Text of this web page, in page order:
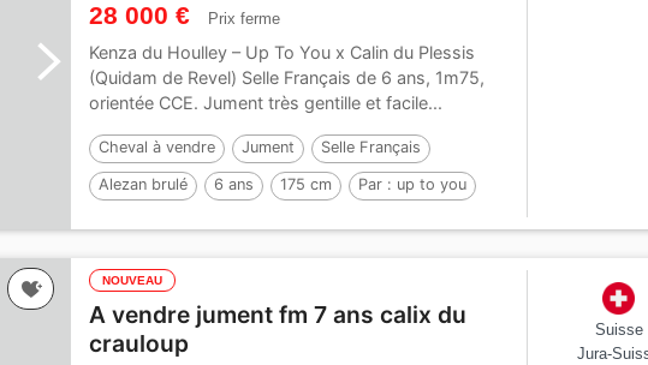
28 000 € Prix ferme
Kenza du Houlley – Up To You x Calin du Plessis
(Quidam de Revel) Selle Français de 6 ans, 1m75,
orientée CCE. Jument très gentille et facile...
Cheval à vendre Jument Selle Français
Alezan brulé 6 ans 175 cm Par : up to you
NOUVEAU
A vendre jument fm 7 ans calix du
crauloup
Suisse
Jura-